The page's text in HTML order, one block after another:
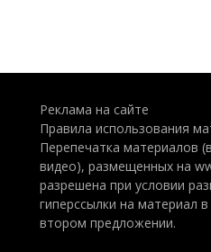
Реклама на сайте
Правила использования
Перепечатка материалов
видео), размещенных на
разрешена при условии
гиперссылки на материал
втором предложении.